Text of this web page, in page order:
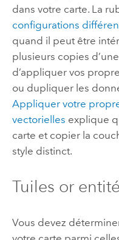
dans votre carte. La
configurations
quand il peut être
plusieurs copies
d’appliquer vos
ou dupliquer les
Appliquer votre
vectorielles explique
carte et copier la
style distinct.
Tuiles or
Vous devez